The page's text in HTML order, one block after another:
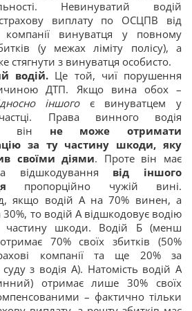
Невинуватий водій
виплату по ОСЦПВ від
компанії винуватця у повному
(у межах ліміту полісу), а
стягнути з винуватця особисто.
водій. Це той, чиї порушення
ДТП. Якщо вина обох –
іншогоє винуватцем у
Права винного водія
він не може отримати
за ту частину шкоди, яку
своїми діями. Проте він має
відшкодування від іншого
пропорційно чужій вині.
якщо водій А на 70% винен, а
30%, то водій А відшкодовує водію
частину шкоди. Водій Б (менш
70% своїх збитків (50%
компанії та ще 20% за
з водія А)​. Натомість водій А
отримає лише 30% своїх
– фактично тільки